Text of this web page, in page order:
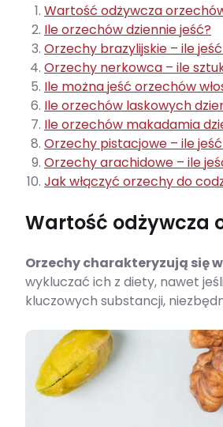
Wartość odżywcza
Ile orzechów dziennie jeść?
Orzechy brazylijskie – ile
Orzechy nerkowca – ile
Ile można jeść orzechów
Ile orzechów laskowych
Ile orzechów makadamia
Orzechy pistacjowe – ile
Orzechy arachidowe – ile
Jak włączyć orzechy do
Wartość odżywcza
Orzechy charakteryzują się
wykluczać ich z diety, nawet
kluczowych substancji,